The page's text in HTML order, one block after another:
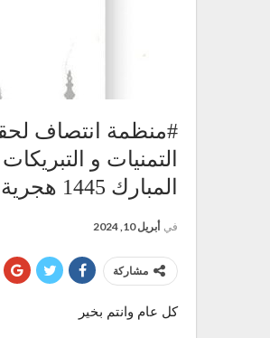
#منظمة انتصاف
التمنيات و
المبارك 1445 هجرية
في أبريل 10, 2024
مشاركة
كل عام وانتم بخير